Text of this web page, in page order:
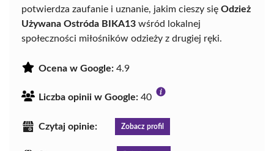
potwierdza zaufanie i uznanie, jakim cieszy się Odzież
Używana Ostróda BIKA13 wśród lokalnej
społeczności miłośników odzieży z drugiej ręki.
Ocena w Google: 4.9
Liczba opinii w Google: 40
Czytaj opinie: Zobacz profil